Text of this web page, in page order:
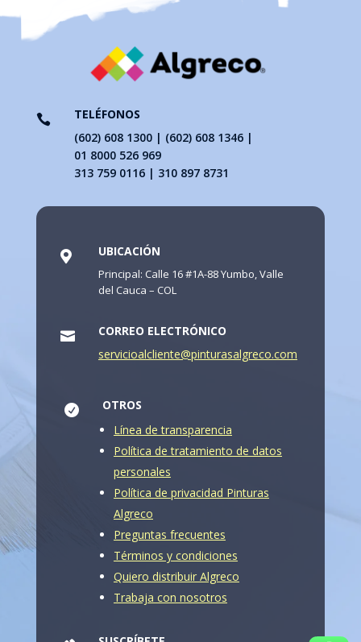

TELÉFONOS
(602) 608 1300 | (602) 608 1346 |
01 8000 526 969
313 759 0116 | 310 897 8731
 UBICACIÓN
Principal: Calle 16 #1A-88 Yumbo, Valle
del Cauca – COL

CORREO ELECTRÓNICO
servicioalcliente@pinturasalgreco.com

OTROS
Línea de transparencia
Política de tratamiento de datos
personales
Política de privacidad Pinturas
Algreco
Preguntas frecuentes
Términos y condiciones
Quiero distribuir Algreco
Trabaja con nosotros